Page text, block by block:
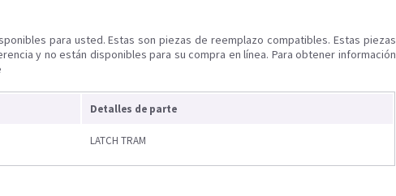
para usted. Estas son piezas de reemplazo compatibles. Estas piezas
y no están disponibles para su compra en línea. Para obtener información
Detalles de parte
LATCH TRAM